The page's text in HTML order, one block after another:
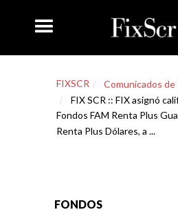
FIXSCR
Comunicados de
FIX SCR :: FIX asignó
Fondos FAM Renta Plus
Renta Plus Dólares, a ...
FONDOS